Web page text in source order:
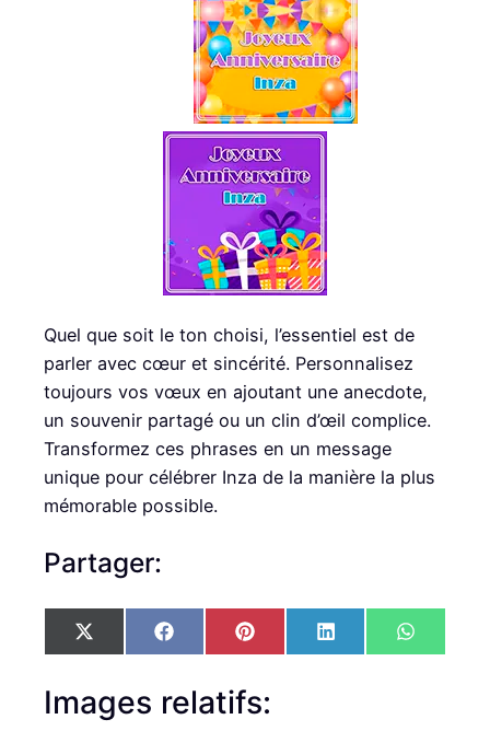
Quel que soit le ton choisi, l’essentiel est de
parler avec cœur et sincérité. Personnalisez
toujours vos vœux en ajoutant une anecdote,
un souvenir partagé ou un clin d’œil complice.
Transformez ces phrases en un message
unique pour célébrer Inza de la manière la plus
mémorable possible.
Partager:
S
h
r
e
o
X
(
w
i
S
h
r
e
F
a
e
b
S
h
r
e
P
i
t
e
S
h
L
i
S
h
W
h
Images relatifs: